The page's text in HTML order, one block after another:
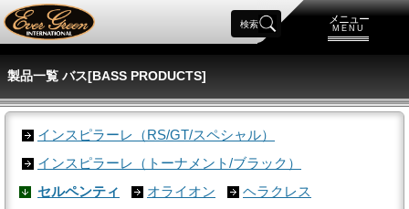
メニュー
MENU
検索
製品一覧 バス[BASS PRODUCTS]
インスピラーレ（RS/GT/スペシャル）
インスピラーレ（トーナメント/ブラック）
セルペンティ
オライオン
ヘラクレス